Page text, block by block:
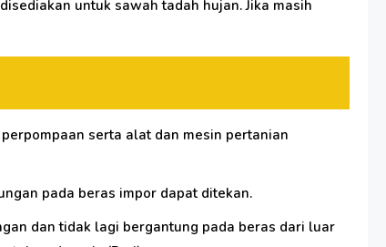
untuk sawah tadah hujan. Jika masih
serta alat dan mesin pertanian
pada beras impor dapat ditekan.
dan tidak lagi bergantung pada beras dari luar